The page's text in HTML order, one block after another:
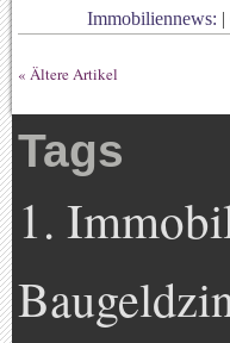
Immobiliennews: |
« Ältere Artikel
Tags
1.